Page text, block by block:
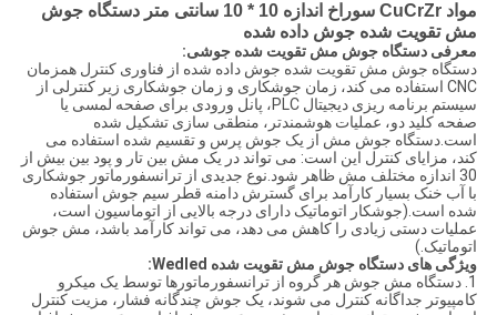
مواد CuCrZr سوراخ اندازه 10 * 10 سانتی متر دستگاه جوش
مش تقویت شده جوش داده شده
معرفی دستگاه جوش مش تقویت شده جوشی:
دستگاه جوش مش تقویت شده جوش داده شده از فناوری کنترل همزمان
CNC استفاده می کند، زمان جوشکاری و زمان جوشکاری زیر کنترلی از
سیستم برنامه ریزی دیجیتال PLC، پانل ورودی برای صفحه لمسی یا
صفحه کلید دو، عملیات هوشمندتر، منطقی سازی تشکیل شده
است.دستگاه جوش مش از یک جوش پرس و تقسیم شده استفاده می
کند، مزایای کنترل این است: می تواند در یک مش بین تار و پود بین بیش از
30 اندازه مختلف مش ظاهر شود.نوع جدیدی از ترانسفورماتور جوشکاری
با آب خنک بسیار کارآمد برای گسترش دامنه قطر سیم جوش استفاده
شده است.(جوشکار اتوماتیک دارای درجه بالایی از اتوماسیون است،
عملیات دستی زیادی را کاهش می دهد، می تواند کارآمد باشد، مش جوش
اتوماتیک.)
ویژگی های دستگاه جوش مش تقویت شده Wedled:
1. دستگاه مش جوش هر گروه از ترانسفورماتورها توسط یک میکرو
کامپیوتر جداگانه کنترل می شوند، یک جوش چندگانه فشار، مزیت کنترل